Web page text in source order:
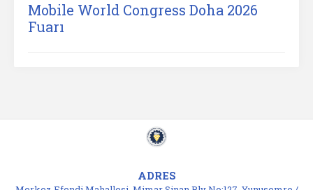
Mobile World Congress Doha 2026
Fuarı
ADRES